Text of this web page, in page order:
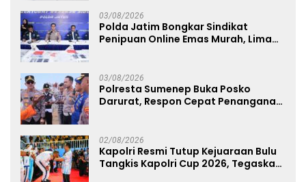
03/08/2026
Polda Jatim Bongkar Sindikat
Penipuan Online Emas Murah, Lima
03/08/2026
Polresta Sumenep Buka Posko
Darurat, Respon Cepat Penanganan
02/08/2026
Kapolri Resmi Tutup Kejuaraan Bulu
Tangkis Kapolri Cup 2026, Tegaskan